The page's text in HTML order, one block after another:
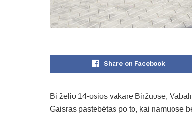
Share on Facebook
Birželio 14-osios vakare Biržuose,
Gaisras pastebėtas po to, kai namuose